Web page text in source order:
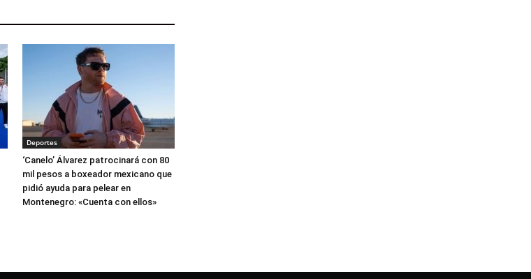
Deportes
‘Canelo’ Álvarez patrocinará con 80
mil pesos a boxeador mexicano que
pidió ayuda para pelear en
Montenegro: «Cuenta con ellos»